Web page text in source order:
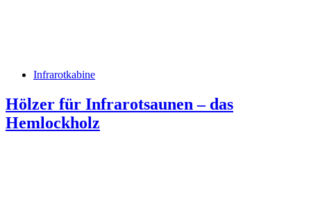
Infrarotkabine
Hölzer für Infrarotsaunen – das
Hemlockholz